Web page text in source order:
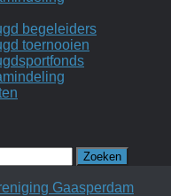
begeleiders
toernooien
Gaasperdam